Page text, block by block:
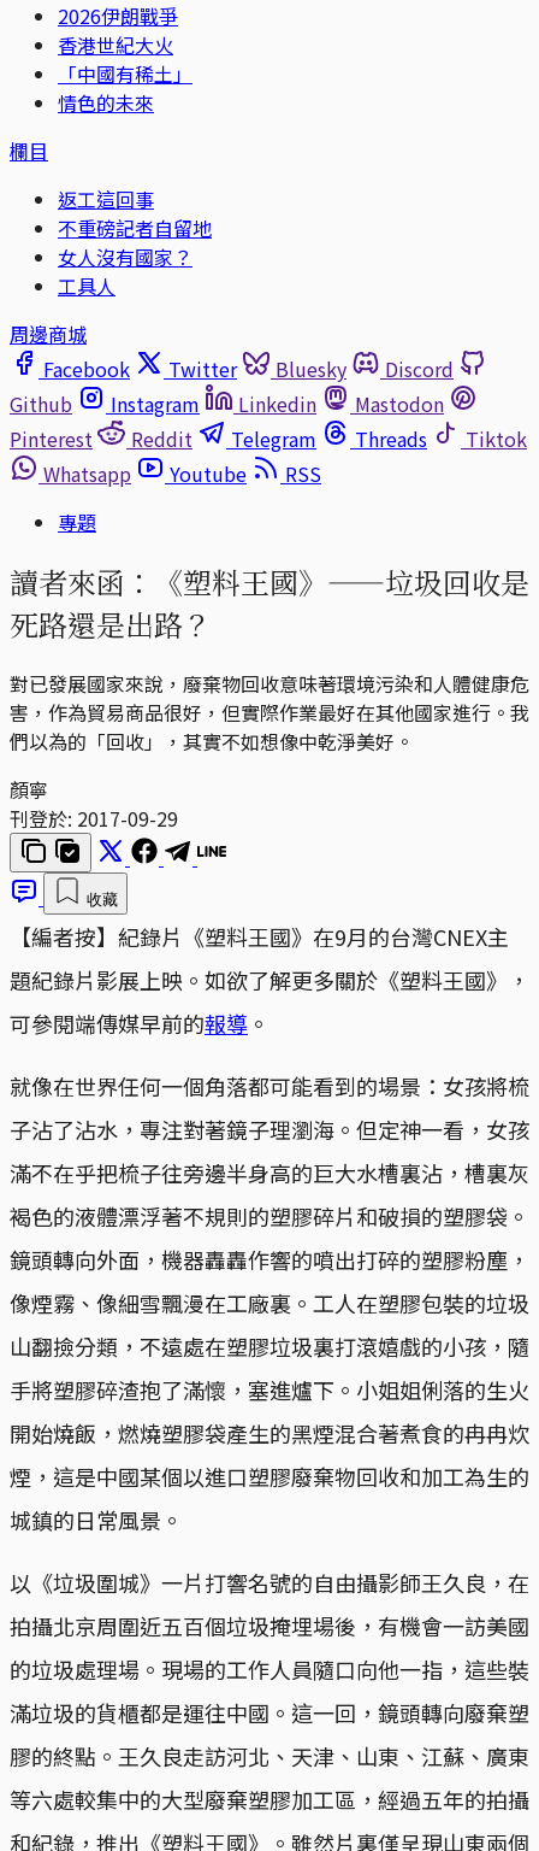
2026伊朗戰爭
香港世紀大火
「中國有稀土」
情色的未來
欄目
返工這回事
不重磅記者自留地
女人沒有國家？
工具人
周邊商城
Facebook
Twitter Bluesky
Discord
Github
Instagram Linkedin
Mastodon
Pinterest
Reddit Telegram Threads
Tiktok
Whatsapp
Youtube
RSS
專題
讀者來函：《塑料王國》——垃圾回收是
死路還是出路？
對已發展國家來說，廢棄物回收意味著環境污染和人體健康危
害，作為貿易商品很好，但實際作業最好在其他國家進行。我
們以為的「回收」，其實不如想像中乾淨美好。
顏寧
刊登於: 2017-09-29
收藏
【編者按】紀錄片《塑料王國》在9月的台灣CNEX主
題紀錄片影展上映。如欲了解更多關於《塑料王國》，
可參閱端傳媒早前的報導 。
就像在世界任何一個角落都可能看到的場景：女孩將梳
子沾了沾水，專注對著鏡子理瀏海。但定神一看，女孩
滿不在乎把梳子往旁邊半身高的巨大水槽裏沾，槽裏灰
褐色的液體漂浮著不規則的塑膠碎片和破損的塑膠袋。
鏡頭轉向外面，機器轟轟作響的噴出打碎的塑膠粉塵，
像煙霧、像細雪飄漫在工廠裏。工人在塑膠包裝的垃圾
山翻撿分類，不遠處在塑膠垃圾裏打滾嬉戲的小孩，隨
手將塑膠碎渣抱了滿懷，塞進爐下。小姐姐俐落的生火
開始燒飯，燃燒塑膠袋產生的黑煙混合著煮食的冉冉炊
煙，這是中國某個以進口塑膠廢棄物回收和加工為生的
城鎮的日常風景。
以《垃圾圍城》一片打響名號的自由攝影師王久良，在
拍攝北京周圍近五百個垃圾掩埋場後，有機會一訪美國
的垃圾處理場。現場的工作人員隨口向他一指，這些裝
滿垃圾的貨櫃都是運往中國。這一回，鏡頭轉向廢棄塑
膠的終點。王久良走訪河北、天津、山東、江蘇、廣東
等六處較集中的大型廢棄塑膠加工區，經過五年的拍攝
和紀錄，推出《塑料王國》。雖然片裏僅呈現山東兩個